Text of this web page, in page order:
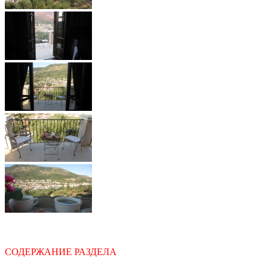
СОДЕРЖАНИЕ РАЗДЕЛА